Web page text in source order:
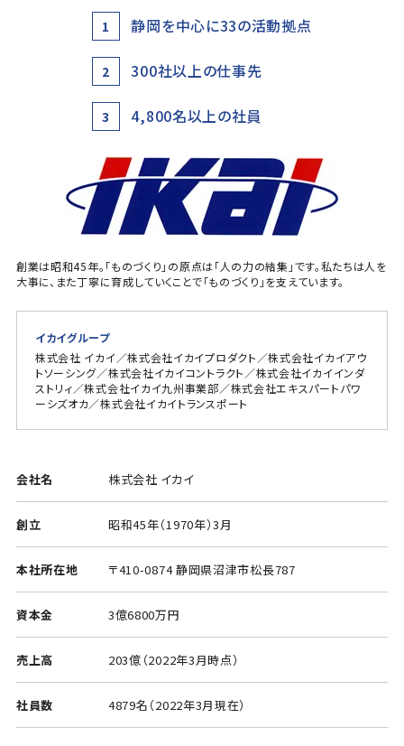
1 静岡を中心に33の活動拠点
2 300社以上の仕事先
3 4,800名以上の社員
創業は昭和45年。「ものづくり」の原点は「人の力の結集」です。私たちは人を
大事に、また丁寧に育成していくことで「ものづくり」を支えています。
イカイグループ
株式会社 イカイ／株式会社イカイプロダクト／株式会社イカイアウ
トソーシング／株式会社イカイコントラクト／株式会社イカイインダ
ストリィ／株式会社イカイ九州事業部／株式会社エキスパートパワ
ーシズオカ／株式会社イカイトランスポート
会社名 株式会社 イカイ
創立 昭和45年（1970年）3月
本社所在地 〒410-0874 静岡県沼津市松長787
資本金 3億6800万円
売上高 203億（2022年3月時点）
社員数 4879名（2022年3月現在）